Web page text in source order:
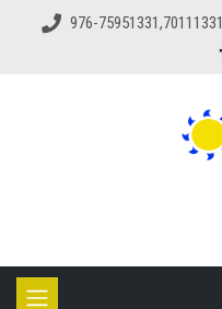
976-75951331,70111331